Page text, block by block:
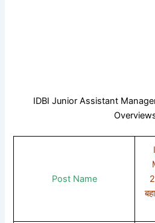
IDBI Junior Assistant
Post Name